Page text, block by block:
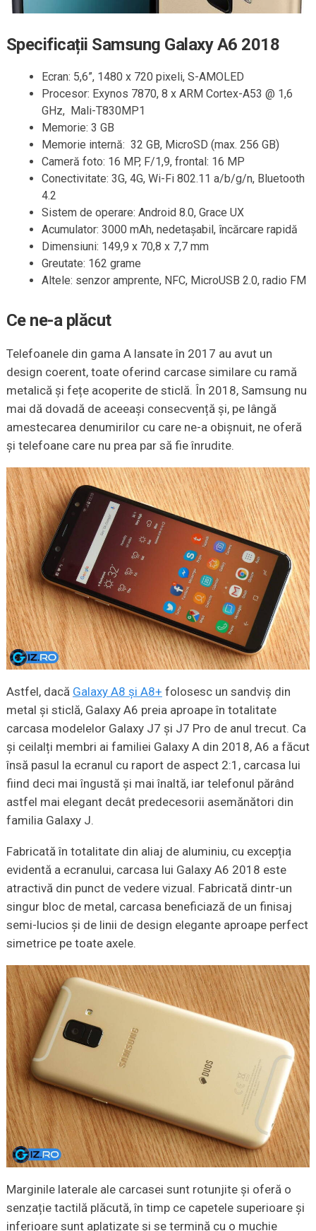
Specificații Samsung Galaxy A6 2018
Ecran: 5,6”, 1480 x 720 pixeli, S-AMOLED
Procesor: Exynos 7870, 8 x ARM Cortex-A53 @ 1,6
GHz, Mali-T830MP1
Memorie: 3 GB
Memorie internă: 32 GB, MicroSD (max. 256 GB)
Cameră foto: 16 MP, F/1,9, frontal: 16 MP
Conectivitate: 3G, 4G, Wi-Fi 802.11 a/b/g/n, Bluetooth
4.2
Sistem de operare: Android 8.0, Grace UX
Acumulator: 3000 mAh, nedetașabil, încărcare rapidă
Dimensiuni: 149,9 x 70,8 x 7,7 mm
Greutate: 162 grame
Altele: senzor amprente, NFC, MicroUSB 2.0, radio FM
Ce ne-a plăcut
Telefoanele din gama A lansate în 2017 au avut un
design coerent, toate oferind carcase similare cu ramă
metalică și fețe acoperite de sticlă. În 2018, Samsung nu
mai dă dovadă de aceeași consecvență și, pe lângă
amestecarea denumirilor cu care ne-a obișnuit, ne oferă
și telefoane care nu prea par să fie înrudite.
Astfel, dacă Galaxy A8 și A8+ folosesc un sandviș din
metal și sticlă, Galaxy A6 preia aproape în totalitate
carcasa modelelor Galaxy J7 și J7 Pro de anul trecut. Ca
și ceilalți membri ai familiei Galaxy A din 2018, A6 a făcut
însă pasul la ecranul cu raport de aspect 2:1, carcasa lui
fiind deci mai îngustă și mai înaltă, iar telefonul părând
astfel mai elegant decât predecesorii asemănători din
familia Galaxy J.
Fabricată în totalitate din aliaj de aluminiu, cu excepția
evidentă a ecranului, carcasa lui Galaxy A6 2018 este
atractivă din punct de vedere vizual. Fabricată dintr-un
singur bloc de metal, carcasa beneficiază de un finisaj
semi-lucios și de linii de design elegante aproape perfect
simetrice pe toate axele.
Marginile laterale ale carcasei sunt rotunjite și oferă o
senzație tactilă plăcută, în timp ce capetele superioare și
inferioare sunt aplatizate și se termină cu o muchie